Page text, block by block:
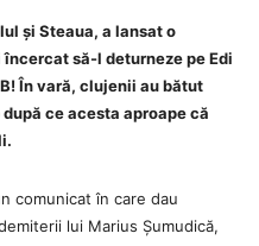
și Steaua, a lansat o
să-l deturneze pe Edi
În vară, clujenii au bătut
ce acesta aproape că
comunicat în care dau
lui Marius Șumudică,